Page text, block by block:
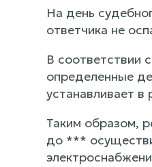
На день
ответчика не
В соответствии
определенные
устанавливает
Таким образом,
до ***